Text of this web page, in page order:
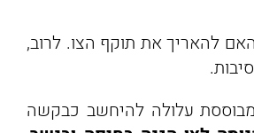
להאריך את תוקף הצו. לרוב,
עלולה להיחשב כבקשה